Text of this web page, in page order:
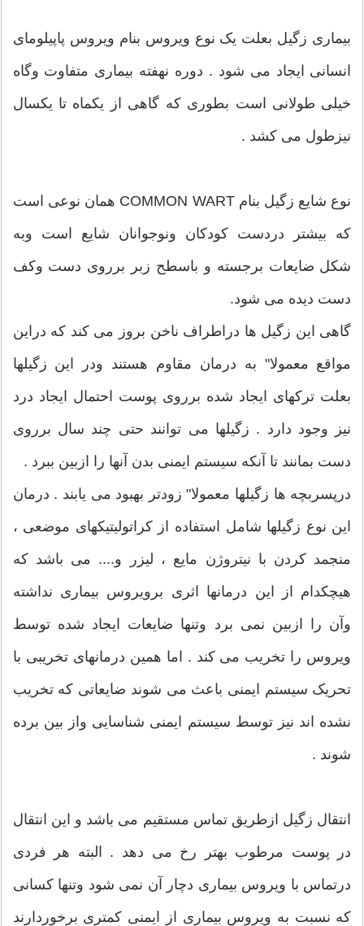
بیماری زگیل بعلت یک نوع ویروس بنام ویروس پاپیلومای
انسانی ایجاد می شود . دوره نهفته بیماری متفاوت وگاه
خیلی طولانی است بطوری که گاهی از یکماه تا یکسال
نیزطول می کشد .
نوع شایع زگیل بنام COMMON WART همان نوعی است
که بیشتر دردست کودکان ونوجوانان شایع است وبه
شکل ضایعات برجسته و باسطح زبر برروی دست وکف
دست دیده می شود.
گاهی این زگیل ها دراطراف ناخن بروز می کند که دراین
مواقع معمولا" به درمان مقاوم هستند ودر این زگیلها
بعلت ترکهای ایجاد شده برروی پوست احتمال ایجاد درد
نیز وجود دارد . زگیلها می توانند حتی چند سال برروی
دست بمانند تا آنکه سیستم ایمنی بدن آنها را ازبین ببرد .
درپسربچه ها زگیلها معمولا" زودتر بهبود می یابند . درمان
این نوع زگیلها شامل استفاده از کراتولیتیکهای موضعی ،
منجمد کردن با نیتروژن مایع ، لیزر و.... می باشد که
هیچکدام از این درمانها اثری برویروس بیماری نداشته
وآن را ازبین نمی برد وتنها ضایعات ایجاد شده توسط
ویروس را تخریب می کند . اما همین درمانهای تخریبی با
تحریک سیستم ایمنی باعث می شوند ضایعاتی که تخریب
نشده اند نیز توسط سیستم ایمنی شناسایی واز بین برده
شوند .
انتقال زگیل ازطریق تماس مستقیم می باشد و این انتقال
در پوست مرطوب بهتر رخ می دهد . البته هر فردی
درتماس با ویروس بیماری دچار آن نمی شود وتنها کسانی
که نسبت به ویروس بیماری از ایمنی کمتری برخوردارند